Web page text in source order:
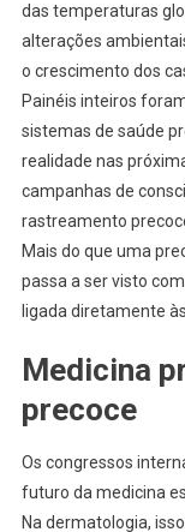
das temperaturas
alterações
o crescimento dos
Painéis inteiros
sistemas de saúde
realidade nas
campanhas de
rastreamento
Mais do que uma
passa a ser visto
ligada diretamente
Medicina
precoce
Os congressos
futuro da medicina
Na dermatologia,